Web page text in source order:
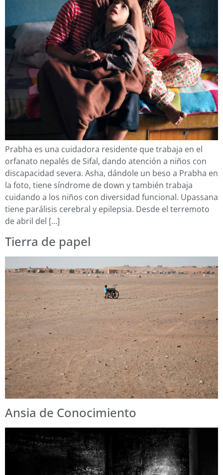
Prabha es una cuidadora residente que trabaja en el
orfanato nepalés de Sifal, dando atención a niños con
discapacidad severa. Asha, dándole un beso a Prabha en
la foto, tiene síndrome de down y también trabaja
cuidando a los niños con diversidad funcional. Upassana
tiene parálisis cerebral y epilepsia. Desde el terremoto
de abril del […]
Tierra de papel
Ansia de Conocimiento